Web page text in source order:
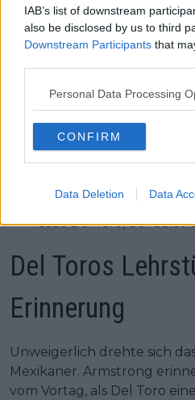
IAB’s list of downstream
also be disclosed by us to third
Downstream Participants that
Personal Data Processing
CONFIRM
Data Deletion Data
Isaac Del Toro, der
Del Toros
Erinnerung
Unweigerlich drehte sich
Mexikaner. Armstrong
vom Vortag, als Del Toro